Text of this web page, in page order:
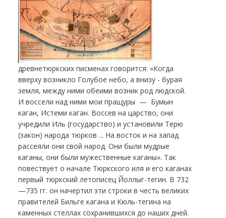
древнетюркских писменах говорится: «Когда
вверху возникло Голубое небо, а внизу - бурая
земля, между ними обеими возник род людской.
И воссели над ними мои пращуры — Бумын
каган, Истеми каган. Воссев на царство, они
учредили Иль (государство) и установили Терю
(закон) народа тюрков ... На восток и на запад
рассеяли они свой народ. Они были мудрые
каганы, они были мужественные каганы». Так
повествует о начале Тюркского иля и его каганах
первый тюркский летописец Йоллыг-тегин. В 732
—735 гг. он начертил эти строки в честь великих
правителей Бильге кагана и Кюль-тегина на
каменных стеллах сохранившихся до наших дней.